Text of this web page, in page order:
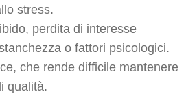
stress.
perdita di interesse
o fattori psicologici.
che rende difficile mantenere
qualità.